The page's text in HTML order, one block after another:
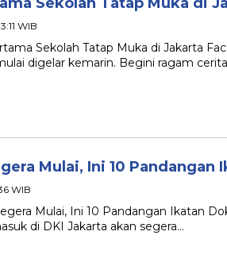
WIB
Sekolah Tatap Muka di Jakarta
digelar kemarin. Begini ragam
Mulai, Ini 10 Pandangan
WIB
Mulai, Ini 10 Pandangan Ikatan
di DKI Jakarta akan segera…